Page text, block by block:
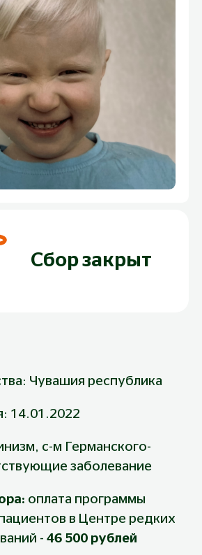
Сбор закрыт
Чувашия республика
14.01.2022
с-м Германского-
заболевание
оплата программы
в Центре редких
- 46 500 рублей